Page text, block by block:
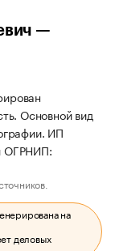
—
Основной вид
ИП
ОГРНИП:
на
деловых